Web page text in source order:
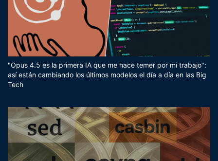
"Opus 4.5 es la primera IA que me hace temer por mi trabajo":
así están cambiando los últimos modelos el día a día en las Big
Tech